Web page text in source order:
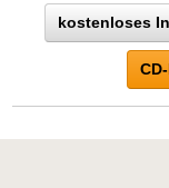
kostenloses